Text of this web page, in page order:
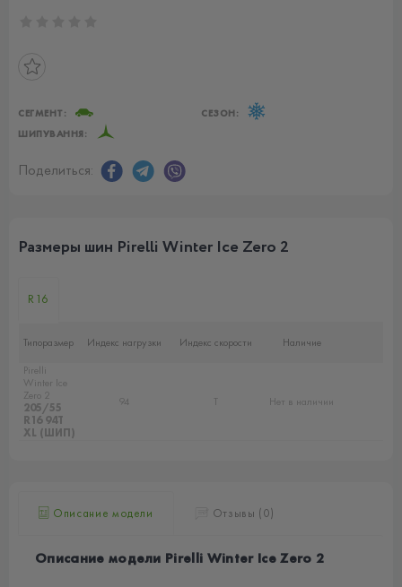
СЕГМЕНТ:
СЕЗОН:
ШИПУВАННЯ:
Поделиться:
Размеры шин Pirelli Winter Ice Zero 2
R16
Типоразмер Индекс нагрузки Индекс скорости
Наличие
Pirelli
Winter Ice
Zero 2
205/55
R16 94T
XL (ШИП)
94 T Нет в наличии
Описание модели Отзывы (0)
Описание модели Pirelli Winter Ice Zero 2